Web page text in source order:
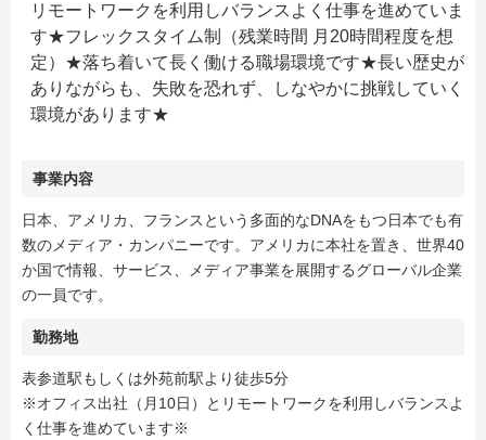
リモートワークを利用しバランスよく仕事を進めていま
す★フレックスタイム制（残業時間 月20時間程度を想
定）★落ち着いて長く働ける職場環境です★長い歴史が
ありながらも、失敗を恐れず、しなやかに挑戦していく
環境があります★
事業内容
日本、アメリカ、フランスという多面的なDNAをもつ日本でも有
数のメディア・カンパニーです。アメリカに本社を置き、世界40
か国で情報、サービス、メディア事業を展開するグローバル企業
の一員です。
勤務地
表参道駅もしくは外苑前駅より徒歩5分
※オフィス出社（月10日）とリモートワークを利用しバランスよ
く仕事を進めています※